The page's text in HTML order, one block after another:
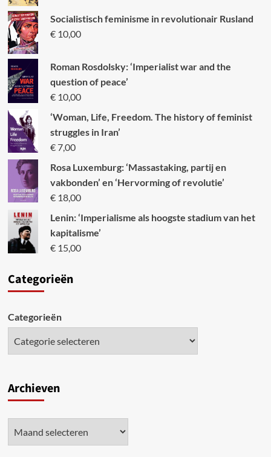
Socialistisch feminisme in revolutionair Rusland
€10,00
Roman Rosdolsky: ‘Imperialist war and the
question of peace’
€10,00
‘Woman, Life, Freedom. The history of feminist
struggles in Iran’
€7,00
Rosa Luxemburg: ‘Massastaking, partij en
vakbonden’ en ‘Hervorming of revolutie’
€18,00
Lenin: ‘Imperialisme als hoogste stadium van het
kapitalisme’
€15,00
Categorieën
Categorieën
Archieven